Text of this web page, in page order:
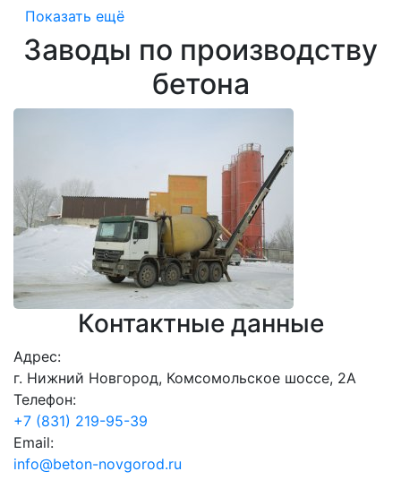
Показать ещё
Заводы по производству
бетона
Контактные данные
Адрес:
г. Нижний Новгород, Комсомольское шоссе, 2А
Телефон:
+7 (831) 219-95-39
Email:
info@beton-novgorod.ru